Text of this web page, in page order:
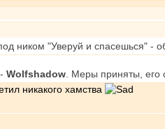
ником "Уверуй и спасешься" -
Wolfshadow . Меры приняты,
никакого хамства